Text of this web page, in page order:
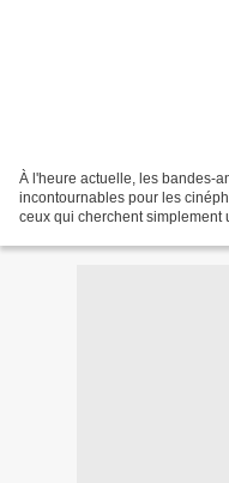
À l'heure actuelle, les bandes-
incontournables pour les
ceux qui cherchent simplement